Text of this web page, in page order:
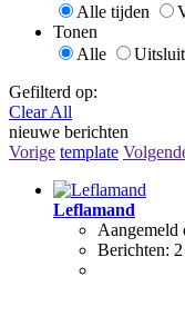
Alle tijden
Tonen
Alle
Gefilterd op:
Clear All
nieuwe berichten
Vorige template
Leflamand
Aangemeld
Berichten: 2